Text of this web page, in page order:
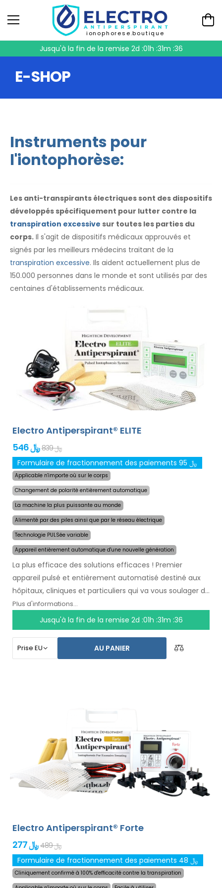
ionophorese.boutique
Jusqu'à la fin de la remise 2d :01h :31m :35
E-SHOP
Instruments pour
l'iontophorèse:
Les anti-transpirants électriques sont des dispositifs
développés spécifiquement pour lutter contre la
transpiration excessive sur toutes les parties du
corps. Il s'agit de dispositifs médicaux approuvés et
signés par les meilleurs médecins traitant de la
transpiration excessive. Ils aident actuellement plus de
150.000 personnes dans le monde et sont utilisés par des
centaines d'établissements médicaux.
Electro Antiperspirant® ELITE
546 ﷼
839 ﷼
Formulaire de fractionnement des paiements 95 ﷼
Applicable n'importe où sur le corps
Changement de polarité entièrement automatique
La machine la plus puissante au monde
Alimenté par des piles ainsi que par le réseau électrique
Technologie PULSée variable
Appareil entièrement automatique d'une nouvelle génération
La plus efficace des solutions efficaces ! Premier
appareil pulsé et entièrement automatisé destiné aux
hôpitaux, cliniques et particuliers qui va vous soulager de
la transpirationpendant plusieurs mois après une
seule utilisation . Au début du traitement, vous
choisissez simplement la zone affectée par la
mains, des pieds et des aisselles (inclus dans le forfait
de base). Avec des adaptateurs supplémentaires, la
transpiration excessive de la tête, du front, de
l`abdomen, du dos, des fesses, de la poitrine et d`autres
parties du corps peut être traitée avec succès et
Garantie de remboursement en
gratuite !
Plus d'informations...
Jusqu'à la fin de la remise 2d :01h :31m :35
AU PANIER
Electro Antiperspirant® Forte
277 ﷼
489 ﷼
Formulaire de fractionnement des paiements 48 ﷼
Cliniquement confirmé à 100% d'efficacité contre la transpiration